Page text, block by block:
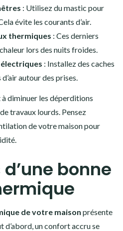
: Utilisez du mastic pour
évite les courants d’air.
thermiques : Ces derniers
lors des nuits froides.
: Installez des caches
autour des prises.
diminuer les déperditions
travaux lourds. Pensez
de votre maison pour
bonne
de votre maison présente
d’abord, un confort accru se